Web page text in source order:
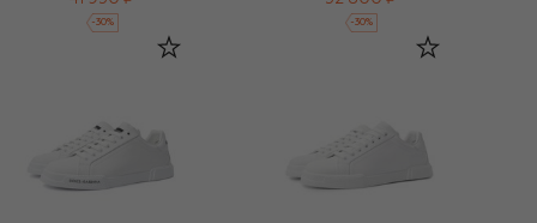
-30% -30%